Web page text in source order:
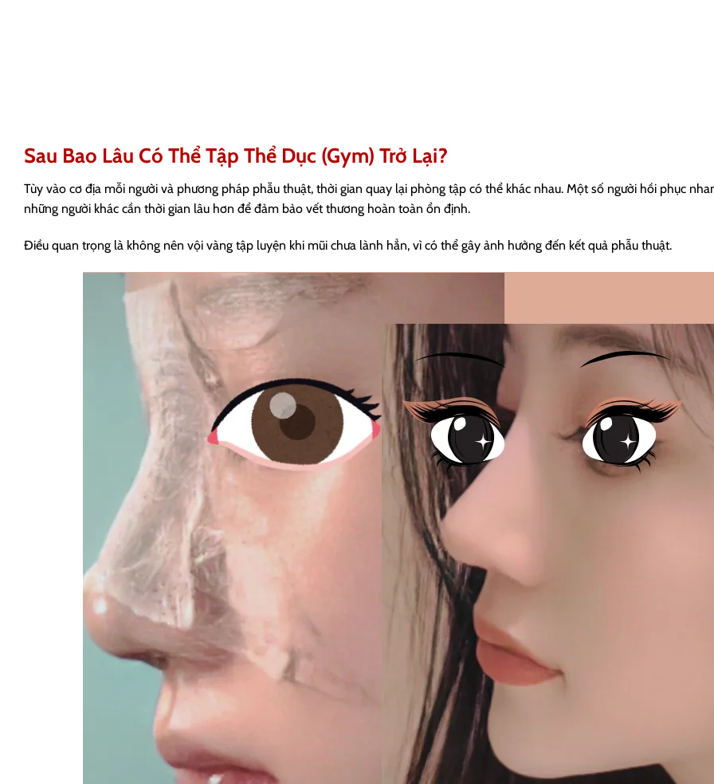
Sau Bao Lâu Có Thể Tập Thể Dục (Gym) Trở Lại?
Tùy vào cơ địa mỗi người và phương pháp phẫu thuật, thời gian quay lại phòng tập có thể khác nhau. Một số người hồi phục
những người khác cần thời gian lâu hơn để đảm bảo vết thương hoàn toàn ổn định.
Điều quan trọng là không nên vội vàng tập luyện khi mũi chưa lành hẳn, vì có thể gây ảnh hưởng đến kết quả phẫu thuật.